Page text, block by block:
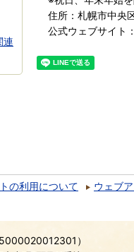
住所：札幌市中央
公式ウェブサイト：
連
の利用について ウェブ
）